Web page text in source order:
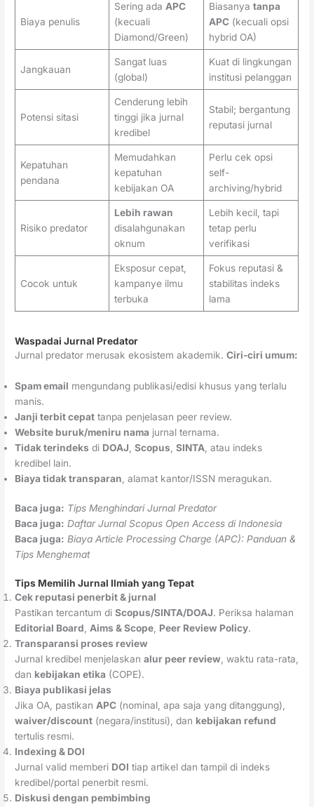
Biaya penulis
Sering ada APC
(kecuali
Diamond/Green)
Biasanya tanpa
APC(kecuali opsi
hybrid OA)
Jangkauan
Sangat luas
(global)
Kuat di lingkungan
institusi pelanggan
Potensi sitasi
Cenderung lebih
tinggi jika jurnal
kredibel
Stabil; bergantung
reputasi jurnal
Kepatuhan
pendana
Memudahkan
kepatuhan
kebijakan OA
Perlu cek opsi
self-
archiving/hybrid
Risiko predator
Lebih rawan
disalahgunakan
oknum
Lebih kecil, tapi
tetap perlu
verifikasi
Cocok untuk
Eksposur cepat,
kampanye ilmu
terbuka
Fokus reputasi &
stabilitas indeks
lama
Waspadai Jurnal Predator
Jurnal predator merusak ekosistem akademik.Ciri-ciri umum:
Spam email mengundang publikasi/edisi khusus yang terlalu
manis.
Janji terbit cepat tanpa penjelasan peer review.
Website buruk/meniru nama jurnal ternama.
Tidak terindeks di DOAJ ,Scopus ,SINTA , atau indeks
kredibel lain.
Biaya tidak transparan , alamat kantor/ISSN meragukan.
Baca juga: Tips Menghindari Jurnal Predator
Baca juga: Daftar Jurnal Scopus Open Access di Indonesia
Baca juga: Biaya Article Processing Charge (APC): Panduan &
Tips Menghemat
Tips Memilih Jurnal Ilmiah yang Tepat
Cek reputasi penerbit & jurnal
Pastikan tercantum diScopus/SINTA/DOAJ. Periksa halaman
Editorial Board
Aims & Scope Peer Review Policy.
Transparansi proses review
Jurnal kredibel menjelaskanalur peer review , waktu rata-rata,
dan kebijakan etika (COPE).
Biaya publikasi jelas
Jika OA, pastikan APC (nominal, apa saja yang ditanggung),
waiver/discount (negara/institusi), dan kebijakan refund
tertulis resmi.
Indexing & DOI
Jurnal valid memberi DOI tiap artikel dan tampil di indeks
kredibel/portal penerbit resmi.
Diskusi dengan pembimbing